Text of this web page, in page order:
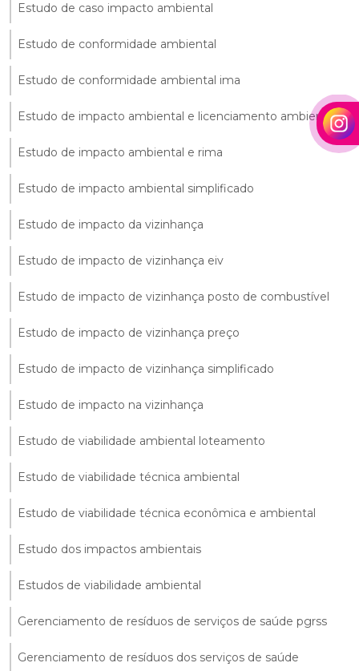
Estudo de caso impacto ambiental
Estudo de conformidade ambiental
Estudo de conformidade ambiental ima
Estudo de impacto ambiental e licenciamento ambiental
Estudo de impacto ambiental e rima
Estudo de impacto ambiental simplificado
Estudo de impacto da vizinhança
Estudo de impacto de vizinhança eiv
Estudo de impacto de vizinhança posto de combustível
Estudo de impacto de vizinhança preço
Estudo de impacto de vizinhança simplificado
Estudo de impacto na vizinhança
Estudo de viabilidade ambiental loteamento
Estudo de viabilidade técnica ambiental
Estudo de viabilidade técnica econômica e ambiental
Estudo dos impactos ambientais
Estudos de viabilidade ambiental
Gerenciamento de resíduos de serviços de saúde pgrss
Gerenciamento de resíduos dos serviços de saúde